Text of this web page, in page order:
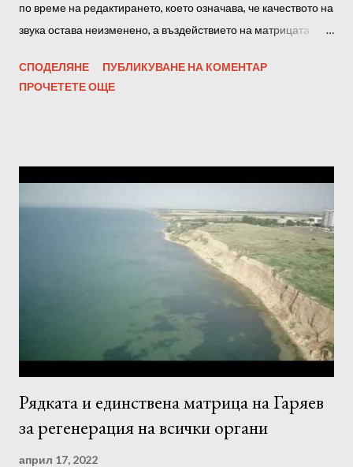
по време на редактирането, което означава, че качеството на
звука остава неизменено, а въздействието на матрицата
звуковата пътечка не е повлияна от всякакви оптимизатори,
нормализатори и софтуерни усилватели. Също така
Матриците на Гаряев : 1. 1-2 пъти дневно, не по-късно от 2
часа преди лягане. За жените - едномесечен курс за слушане
всеки ден. За мъже - едномесечен курс на слушане, всеки
втори ден. -Програмата трябва да се използва сутрин, през
деня или вечер. 2. Силата на звука не трябва да е твърде
висока. 3. Прослушването за предпочитане трябва да става с
качествени слушалки или тонколони. 4. Настройте се на
програмата, преди да я слушате, отпу...
СПОДЕЛЯНЕ
ПУБЛИКУВАНЕ НА КОМЕНТАР
ПРОЧЕТЕТЕ ОЩЕ
Рядката и единствена матрица на Гаряев
за регенерация на всички органи
април 17, 2022